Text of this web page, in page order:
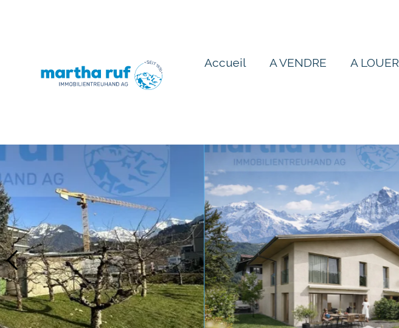
Accueil A VENDRE A LOUER